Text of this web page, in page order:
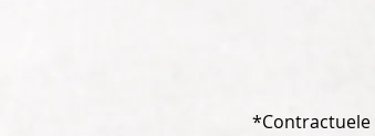
*Contractuele